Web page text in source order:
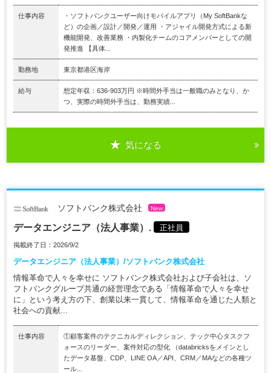
仕事内容
・ソフトバンクユーザー向けモバイルアプリ（My SoftBankな
ど）の企画／設計／開発／運用 ・アジャイル開発方式による新
機能開発、改善業務 ・内製化チームのコアメンバーとしての開
発推進 【具体...
勤務地 東京都港区海岸
給与
想定年収：636-903万円 ※時間外手当は一般職のみとなり、か
つ、実際の時間外手当は、勤務実績...
気になる
ソフトバンク株式会社 New
データエンジニア（法人事業）. 正社員
掲載終了日：2026/9/2
データエンジニア（法人事業）/ソフトバンク株式会社
情報革命で人々を幸せに ソフトバンク株式会社および子会社は、ソ
フトバンクグループ共通の経営理念である「情報革命で人々を幸せ
に」という考え方の下、創業以来一貫して、情報革命を通じた人類と
社会への貢献...
仕事内容
①顧客案件のテクニカルディレクション、テック中心タスクフ
ォースのリーダー、案件対応の型化 （databricksをメインとし
たデータ基盤、CDP、LINE OA／API、CRM／MAなどの各種ツ
ール...